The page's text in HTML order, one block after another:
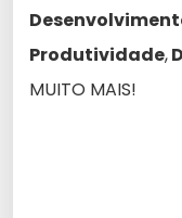
Produtividade,
MUITO MAIS!